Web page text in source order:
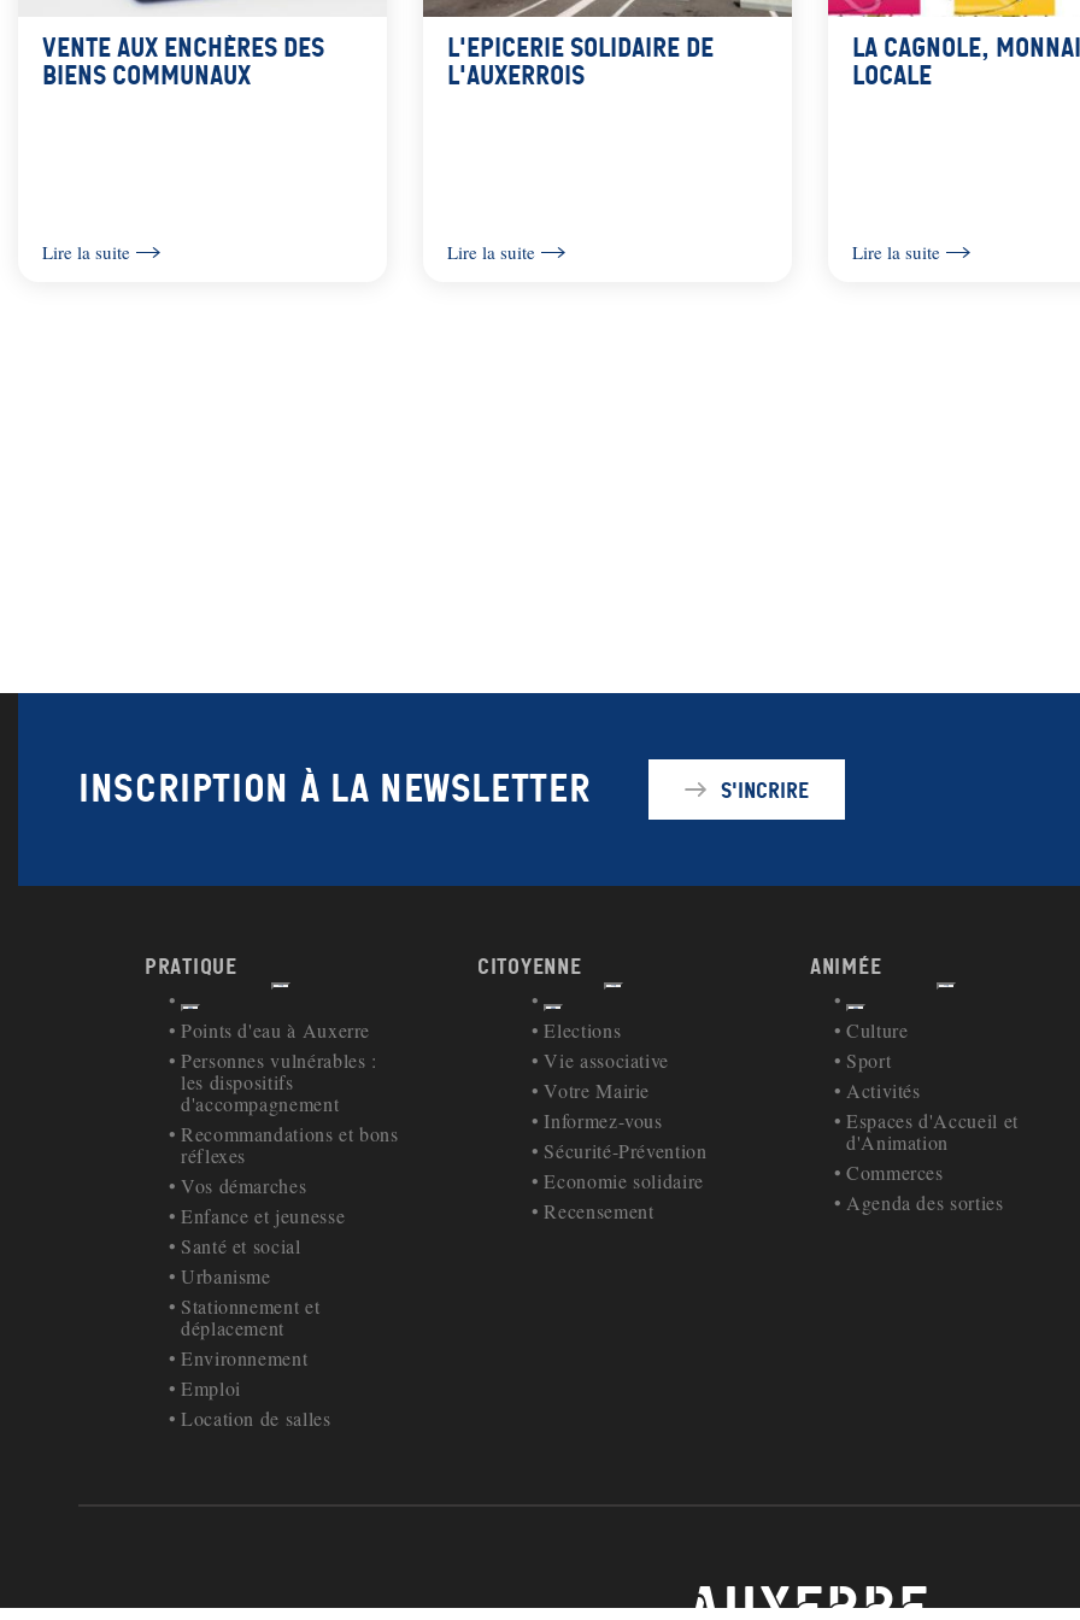
i
Vente aux enchères des
biens communaux
Lire la suite
L'Epicerie Solidaire de
l'Auxerrois
Lire la suite
La Cagnole,
locale
Lire la suite
Inscription à la newsletter S'incrire
Pratique
Afficher
Retour à la navigation
Points d'eau à Auxerre
Personnes vulnérables :
les dispositifs
d'accompagnement
Recommandations et bons
réflexes
Vos démarches
Enfance et jeunesse
Santé et social
Urbanisme
Stationnement et
déplacement
Environnement
Emploi
Location de salles
Citoyenne
Afficher
Retour à la navigation
Elections
Vie associative
Votre Mairie
Informez-vous
Sécurité-Prévention
Economie solidaire
Recensement
Animée
Afficher
Retour à la navigation
Culture
Sport
Activités
Espaces d'Accueil et
d'Animation
Commerces
Agenda des sorties